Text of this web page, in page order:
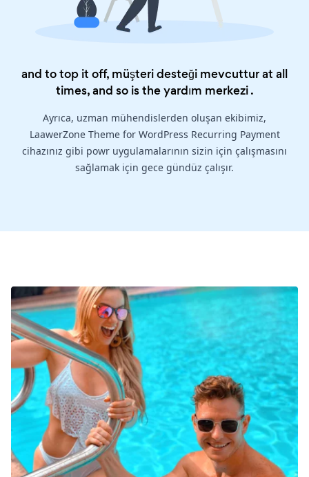
and to top it off, müşteri desteği mevcuttur at all
times, and so is theyardım merkezi.
Ayrıca, uzman mühendislerden oluşan ekibimiz,
LaawerZone Theme for WordPress Recurring Payment
cihazınız gibi powr uygulamalarının sizin için çalışmasını
sağlamak için gece gündüz çalışır.